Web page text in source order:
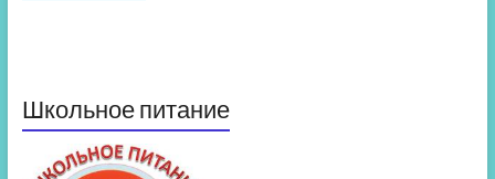
Школьное питание